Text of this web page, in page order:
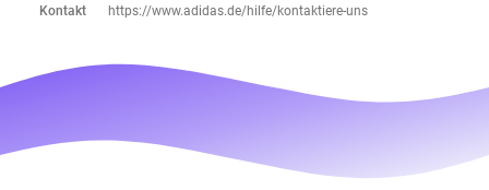
Kontakt
https://www.adidas.de/hilfe/kontaktiere-uns